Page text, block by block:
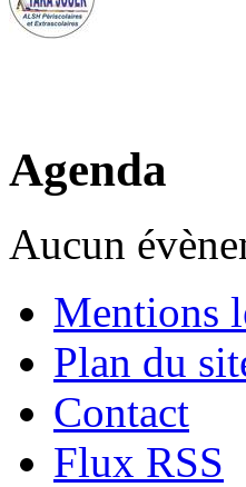
Agenda
Aucun
Mentions
Plan du
Contact
Flux RSS